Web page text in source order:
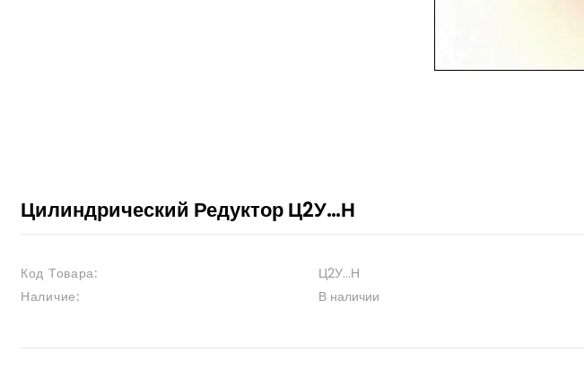
Цилиндрический Редуктор Ц2У…Н
Код Товара:
Ц2У…Н
Наличие:
В наличии